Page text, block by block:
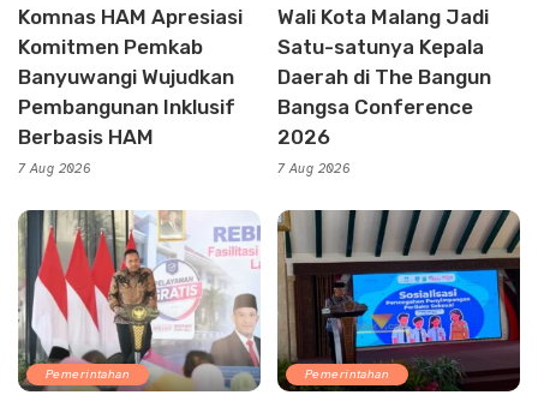
Komnas HAM Apresiasi
Komitmen Pemkab
Banyuwangi Wujudkan
Pembangunan Inklusif
Berbasis HAM
7 Aug 2026
Wali Kota Malang Jadi
Satu-satunya Kepala
Daerah di The Bangun
Bangsa Conference
2026
7 Aug 2026
Pemerintahan Pemerintahan